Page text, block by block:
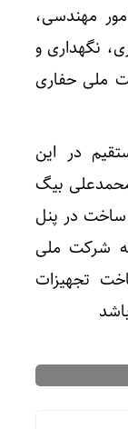
مهندسی،
نگهداری و
ملی حفاری
در این
بیگ
ساخت در پنل
شرکت ملی
تجهیزات